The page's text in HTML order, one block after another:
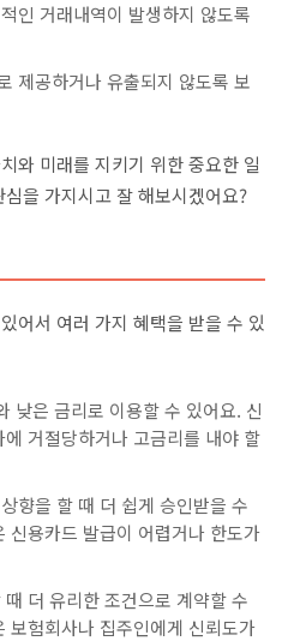
인 거래내역이 발생하지 않도록
제공하거나 유출되지 않도록 보
와 미래를 지키기 위한 중요한 일
을 가지시고 잘 해보시겠어요?
어서 여러 가지 혜택을 받을 수 있
낮은 금리로 이용할 수 있어요. 신
거절당하거나 고금리를 내야 할
향을 할 때 더 쉽게 승인받을 수
신용카드 발급이 어렵거나 한도가
더 유리한 조건으로 계약할 수
보험회사나 집주인에게 신뢰도가